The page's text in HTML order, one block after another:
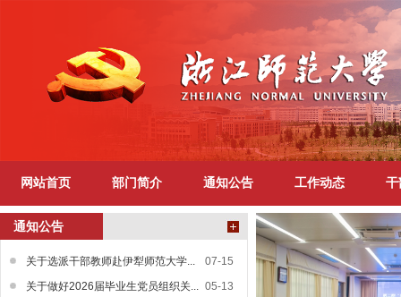
网站首页 部门简介 通知公告 工作动态 干
通知公告
关于选派干部教师赴伊犁师范大学...
07-15
关于做好2026届毕业生党员组织关... 05-13